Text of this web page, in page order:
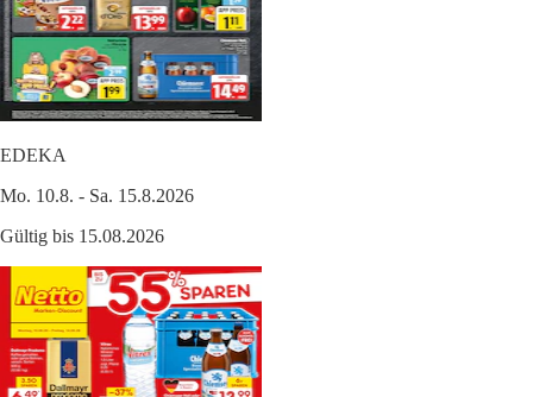
EDEKA
Mo. 10.8. - Sa. 15.8.2026
Gültig bis 15.08.2026